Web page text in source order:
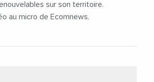
sur son territoire.
au micro de Ecomnews.